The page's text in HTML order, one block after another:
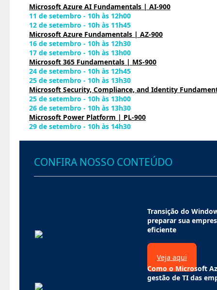
Microsoft Azure AI Fundamentals | AI-900
11 de setembro - 10h às 12h00
12 de setembro - 10h às 11h45
Microsoft Azure Fundamentals | AZ-900
16 de setembro - 10h às 12h30
17 de setembro - 10h às 13h00
Microsoft 365 Fundamentals | MS-900
24 de setembro - 10h às 12h45
25 de setembro - 10h às 13h30
Microsoft Security, Compliance, and Identity
25 de setembro - 10h às 13h00
26 de setembro - 10h às 13h30
Microsoft Power Platform | PL-900
29 de setembro - 10h às 14h30
CONFIRA NOSSO CONTEÚDO
Transição do
preparar sua
eficiente
Veja aqui
Como o Microsoft
gestão de TI das